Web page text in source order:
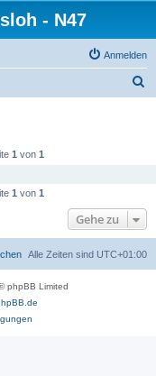
- N47
Anmelden
1 von 1
1 von 1
Gehe zu
Alle Zeiten sind UTC+01:00
phpBB Limited